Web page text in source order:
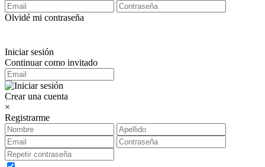
Olvidé mi contraseña
Iniciar sesión
Continuar como invitado
Crear una cuenta
×
Registrarme